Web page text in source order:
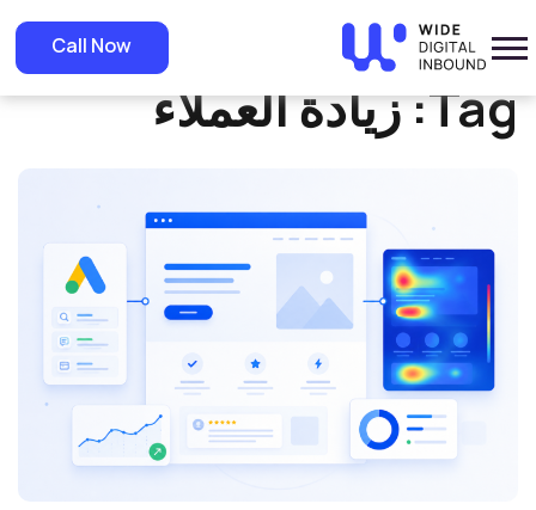
Call Now Home
» زيادة العملاء
Tag: زيادة العملاء